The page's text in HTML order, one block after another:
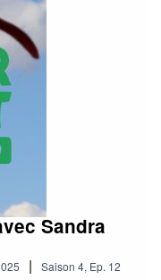
Sandra
| Saison 4, Ep. 12